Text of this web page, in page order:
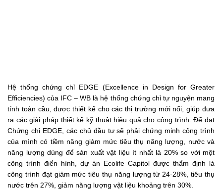
Hệ thống chứng chỉ EDGE (Excellence in Design for Greater
Efficiencies) của IFC – WB là hệ thống chứng chỉ tự nguyện mang
tính toàn cầu, được thiết kế cho các thị trường mới nổi, giúp đưa
ra các giải pháp thiết kế kỹ thuật hiệu quả cho công trình. Để đạt
Chứng chỉ EDGE, các chủ đầu tư sẽ phải chứng minh công trình
của mình có tiềm năng giảm mức tiêu thụ năng lượng, nước và
năng lượng dùng để sản xuất vật liệu ít nhất là 20% so với một
công trình điển hình, dự án Ecolife Capitol được thẩm định là
công trình đạt giảm mức tiêu thụ năng lượng từ 24-28%, tiêu thụ
nước trên 27%, giảm năng lượng vật liệu khoảng trên 30%.